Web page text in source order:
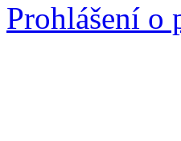
Prohlášení o